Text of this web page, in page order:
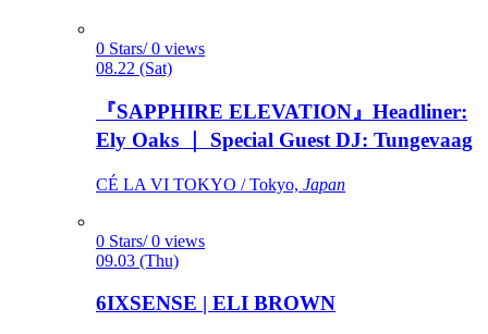
0 Stars/ 0 views
08.22 (Sat)
『SAPPHIRE ELEVATION』Headliner:
Ely Oaks ｜ Special Guest DJ: Tungevaag
CÉ LA VI TOKYO / Tokyo, Japan
0 Stars/ 0 views
09.03 (Thu)
6IXSENSE | ELI BROWN